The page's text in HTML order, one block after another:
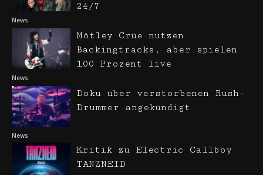
News
24/7
News
Mötley Crüe nutzen
Backingtracks, aber spielen
100 Prozent live
News
Doku über verstorbenen Rush-
Drummer angekündigt
Kritik zu Electric Callboy
TANZNEID